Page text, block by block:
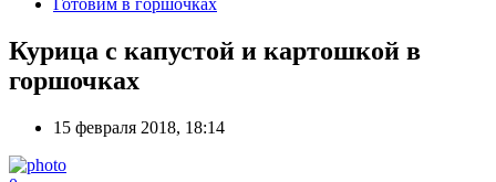
Готовим в горшочках
Курица с капустой и картошкой в
горшочках
15 февраля 2018, 18:14